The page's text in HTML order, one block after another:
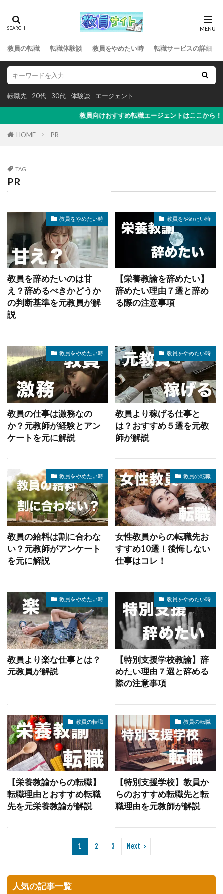
教員の転職 転職体験談 教員をやめたい時 転職サービスの詳細
転職先 20代 30代 体験談 エージェント
教員向けおすすめ転職エージェントはここから！
HOME PR
TAG
PR
教員をやめたい時
教員を辞めたいのは甘
え？辞めるべきかどうか
の判断基準を元教員が解
説
教員をやめたい時
【栄養教諭を辞めたい】
辞めたい理由７選と辞め
る際の注意事項
教員をやめたい時
教員の仕事は激務なの
か？元教師が経験とアン
ケートを元に解説
教員をやめたい時
教員より稼げる仕事と
は？おすすめ５選を元教
師が解説
教員をやめたい時
教員の給料は割に合わな
い？元教師がアンケート
を元に解説
教員の転職
女性教員からの転職先お
すすめ10選！後悔しない
仕事はコレ！
教員をやめたい時
教員より楽な仕事とは？
元教員が解説
教員をやめたい時
【特別支援学校教諭】辞
めたい理由７選と辞める
際の注意事項
教員の転職
【栄養教諭からの転職】
転職理由とおすすめ転職
先を元栄養教諭が解説
教員の転職
【特別支援学校】教員か
らのおすすめ転職先と転
職理由を元教師が解説
1 2 3 Next
人気の記事一覧